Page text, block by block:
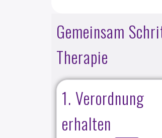
Gemeinsam
Therapie
1. Verordnung
erhalten